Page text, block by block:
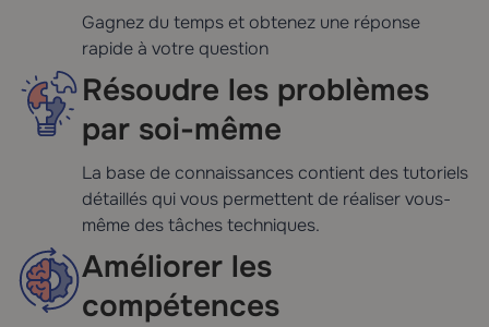
Gagnez du temps et obtenez une réponse
rapide à votre question
Résoudre les problèmes
par soi-même
La base de connaissances contient des tutoriels
détaillés qui vous permettent de réaliser vous-
même des tâches techniques.
Améliorer les
compétences